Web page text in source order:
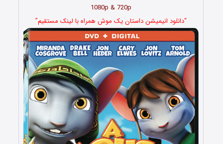
1080p & 720p
“دانلود انیمیشن داستان یک موش همراه با لینک مستقیم”